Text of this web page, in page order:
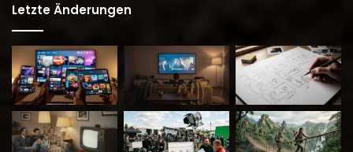
Letzte Änderungen